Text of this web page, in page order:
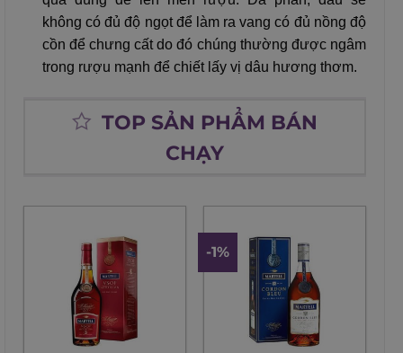
không có đủ độ ngọt để làm ra vang có đủ nồng độ
cồn để chưng cất do đó chúng thường được ngâm
trong rượu mạnh để chiết lấy vị dâu hương thơm.
TOP SẢN PHẨM BÁN
CHẠY
-1%